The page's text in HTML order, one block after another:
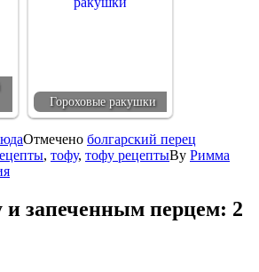
Гороховые ракушки
Отмечено болгарский перец
, тофу, тофу рецептыBy Римма
и запеченным перцем: 2